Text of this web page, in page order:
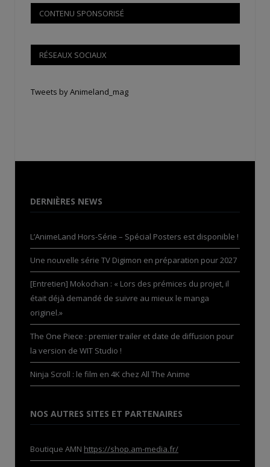
CONTENU SPONSORISÉ
RÉSEAUX SOCIAUX
Tweets by Animeland_mag
DERNIÈRES NEWS
L’AnimeLand Hors-Série – Spécial Posters est disponible !
Une nouvelle série TV Digimon en préparation pour 2027
[Entretien] Mokochan : « Lors des prémices du projet, il
était déjà demandé de suivre au mieux le manga
originel.»
The One Piece : premier trailer et date de diffusion pour
la version de WIT Studio !
Ninja Scroll : le film en 4K chez All The Anime
NOS AUTRES SITES ET PARTENAIRES
Boutique AMN https://shop.am-media.fr/